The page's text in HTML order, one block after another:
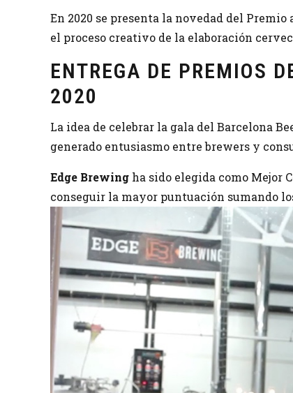
En 2020 se presenta la novedad del
el proceso creativo de la elaboración
ENTREGA DE PREMIOS
2020
La idea de celebrar la gala del Barcelona
generado entusiasmo entre brewers y
Edge Brewing ha sido elegida como Mejor
conseguir la mayor puntuación sumando